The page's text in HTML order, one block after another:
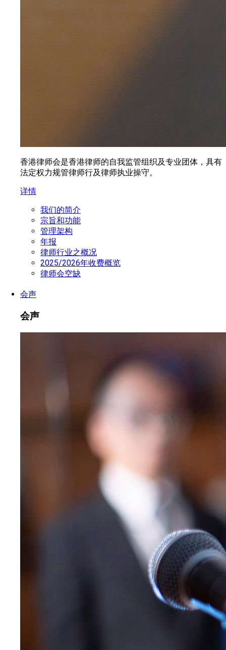
香港律师会是香港律师的自我监管组织及专业团体，具有
法定权力规管律师行及律师执业操守。
详情
我们的简介
宗旨和功能
管理架构
年报
律师行业之概况
2025/2026年收费概览
律师会空缺
会声
会声